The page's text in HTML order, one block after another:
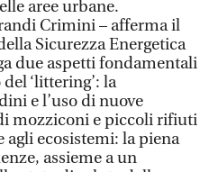
aree urbane.
Crimini – afferma il
Sicurezza Energetica
due aspetti fondamentali
‘littering’: la
e l’uso di nuove
mozziconi e piccoli rifiuti
agli ecosistemi: la piena
assieme a un